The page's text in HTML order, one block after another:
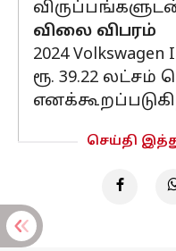
விலை விபரம்
2024
ரூ. 39.22 லட்சம்
செய்தி